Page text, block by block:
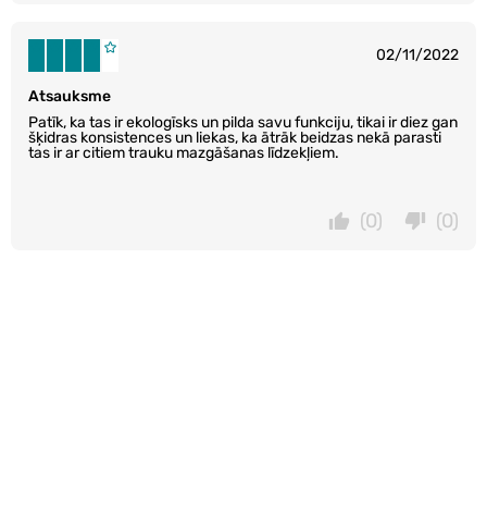
02/11/2022
Atsauksme
Patīk, ka tas ir ekologīsks un pilda savu funkciju, tikai ir diez gan
šķidras konsistences un liekas, ka ātrāk beidzas nekā parasti
tas ir ar citiem trauku mazgāšanas līdzekļiem.
(0)
(0)